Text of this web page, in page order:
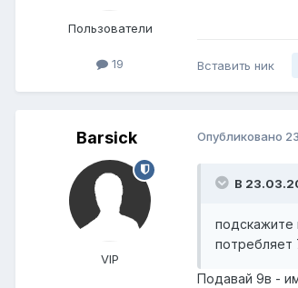
Пользователи
19 Вставить ник
Barsick
VIP
Опубликовано
В
подскажите
потребляет
Подавай 9в -